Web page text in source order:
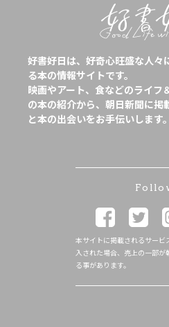
好書好日は、好奇心旺盛な人々
る本の情報サイトです。
映画やアート、食などのライフ
の本の紹介から、朝日新聞に掲
と本の出会いをお手伝いします。
本サイトに掲載されるサービ
入された場合、売上の一部が
る事があります。